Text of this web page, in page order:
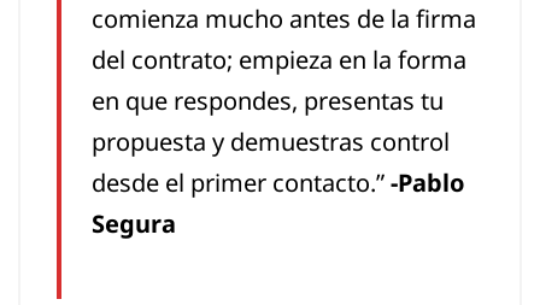
comienza mucho antes de la firma
del contrato; empieza en la forma
en que respondes, presentas tu
propuesta y demuestras control
desde el primer contacto.”-Pablo
Segura